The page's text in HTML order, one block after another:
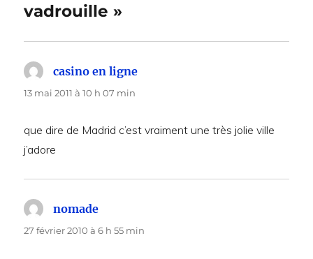
vadrouille »
casino en ligne
13 mai 2011 à 10 h 07 min
que dire de Madrid c’est vraiment une très jolie ville
j’adore
nomade
27 février 2010 à 6 h 55 min